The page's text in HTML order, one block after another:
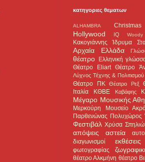
κατηγοριες θεματων
ALHAMBRA
Hollywood IQ
Κακογιάννης
Ίδρυμα
Αρχαία Ελλάδα
θέατρο Ελληνική
Θέατρο Eliart Θέατρο
Λύχνος Τέχνης & Πολιτισμού
Θέατρο ΠΚ
Θέατρο Ρεξ
Ιταλία ΚΘΒΕ Καβάφης
Μέγαρο Μουσικής
Μερκούρη
Μουσείο
Παρθενώνας Πολυχώρος
Φεστιβάλ Χρύσα
απόψεις
αστεία
διαγωνισμοί
φωτογραφίας
θέατρο Αλκμήνη θέατρο